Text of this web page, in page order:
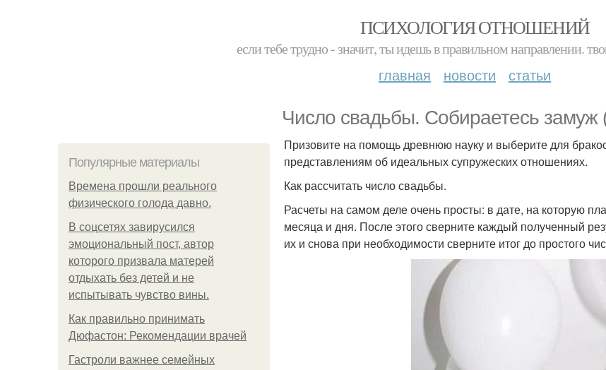
ПСИХОЛОГИЯ ОТНОШЕНИЙ
если тебе трудно - значит, ты идешь в правильном направлении.
главная новости статьи
Число свадьбы. Собираетесь замуж
Популярные материалы
Bpeмена прошли реального
физического голода давно.
В соцсетях завирусился
эмоциональный пост, автор
которого призвала матерей
отдыхать без детей и не
испытывать чувство вины.
Как правильно принимать
Дюфастон: Рекомендации врачей
Гастроли важнее семейных
Призовите на помощь древнюю науку и выберите для
представлениям об идеальных супружеских отношениях.
Как рассчитать число свадьбы.
Расчеты на самом деле очень просты: в дате, на которую
месяца и дня. После этого сверните каждый полученный
их и снова при необходимости сверните итог до простого